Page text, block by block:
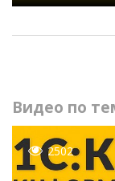
Видео по
2502